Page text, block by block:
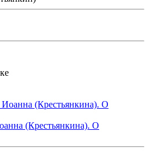
(Крестьянкина). О